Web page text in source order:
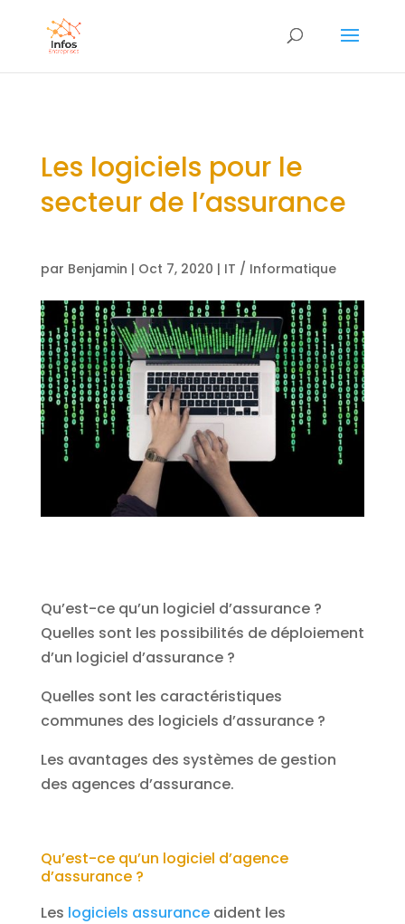
Les logiciels pour le
secteur de l’assurance
par Benjamin | Oct 7, 2020 | IT / Informatique
Qu’est-ce qu’un logiciel d’assurance ?
Quelles sont les possibilités de déploiement
d’un logiciel d’assurance ?
Quelles sont les caractéristiques
communes des logiciels d’assurance ?
Les avantages des systèmes de gestion
des agences d’assurance.
Qu’est-ce qu’un logiciel d’agence
d’assurance ?
Les logiciels assuranceaident les